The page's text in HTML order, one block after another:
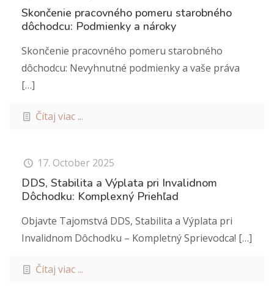
Skončenie pracovného pomeru starobného
dôchodcu: Podmienky a nároky
Skončenie pracovného pomeru starobného
dôchodcu: Nevyhnutné podmienky a vaše práva
[…]
Čítaj viac ...
17. October 2025
DDS, Stabilita a Výplata pri Invalidnom
Dôchodku: Komplexný Priehľad
Objavte Tajomstvá DDS, Stabilita a Výplata pri
Invalidnom Dôchodku – Kompletný Sprievodca! […]
Čítaj viac ...